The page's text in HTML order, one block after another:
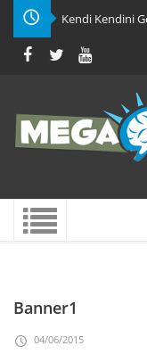
Kendi Kendini
Banner1
04/06/2015